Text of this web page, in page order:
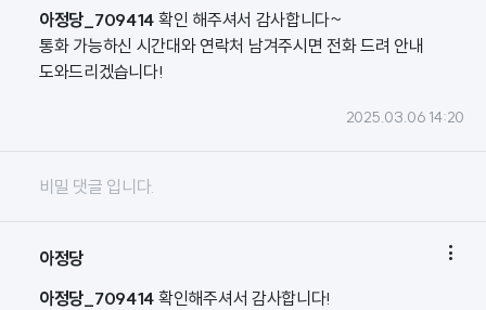
아정당_709414 확인 해주셔서 감사합니다~
통화 가능하신 시간대와 연락처 남겨주시면 전화 드려 안내
도와드리겠습니다!
2025.03.06 14:20
비밀 댓글 입니다.
아정당 
아정당_709414 확인해주셔서 감사합니다!